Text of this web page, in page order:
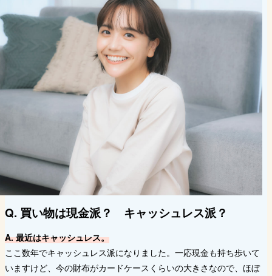
Q. 買い物は現⾦派？ キャッシュレス派？
A. 最近はキャッシュレス。
ここ数年でキャッシュレス派になりました。一応現金も持ち歩いて
いますけど、今の財布がカードケースくらいの大きさなので、ほぼ